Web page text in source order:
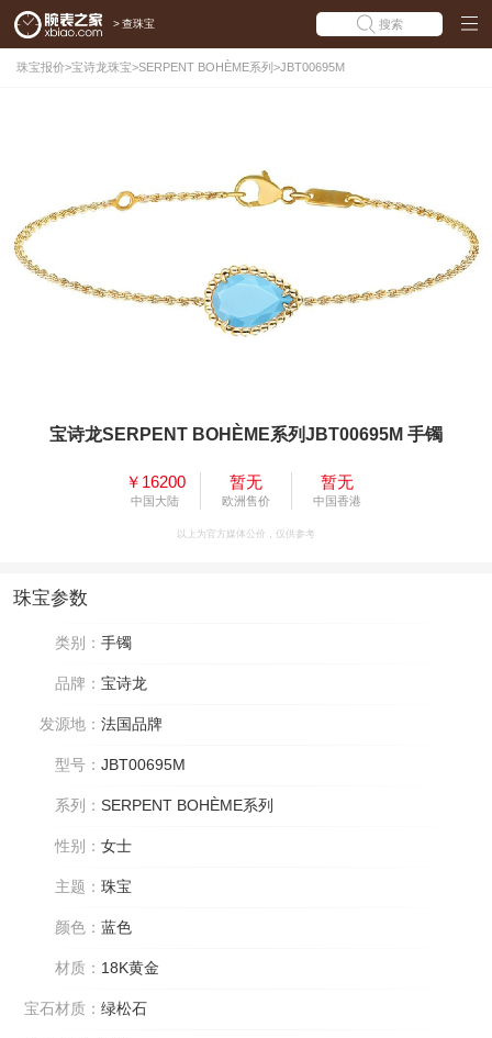
> 查珠宝 搜索
珠宝报价>宝诗龙珠宝>SERPENT BOHÈME系列 >JBT00695M
宝诗龙SERPENT BOHÈME系列JBT00695M 手镯
￥16200
中国大陆
暂无
欧洲售价
暂无
中国香港
以上为官方媒体公价，仅供参考
珠宝参数
类别： 手镯
品牌： 宝诗龙
发源地： 法国品牌
型号： JBT00695M
系列： SERPENT BOHÈME系列
性别： 女士
主题： 珠宝
颜色： 蓝色
材质： 18K黄金
宝石材质： 绿松石